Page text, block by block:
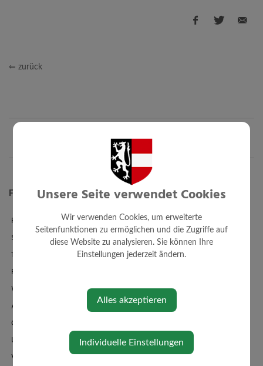
⇐ zurück
Freizeit/Tourismus
Familienbad + Sauna
Sporthalle
Tennis
Radfahren/Mountainbiken
Wandern und Reiten
Ausflugsziele
Gastronomie
Unterkünfte
Vereine und sonstige Vereinigungen
Unsere Seite verwendet Cookies
Wir verwenden Cookies, um erweiterte
Seitenfunktionen zu ermöglichen und die Zugriffe auf
diese Website zu analysieren. Sie können Ihre
Einstellungen jederzeit ändern.
Alles akzeptieren
Individuelle Einstellungen